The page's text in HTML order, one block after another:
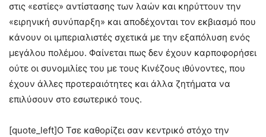
στις «εστίες» αντίστασης των λαών και κηρύττουν την
«ειρηνική συνύπαρξη» και αποδέχονται τον εκβιασμό που
κάνουν οι ιμπεριαλιστές σχετικά με την εξαπόλυση ενός
μεγάλου πολέμου. Φαίνεται πως δεν έχουν καρποφορήσει
ούτε οι συνομιλίες του με τους Κινέζους ιθύνοντες, που
έχουν άλλες προτεραιότητες και άλλα ζητήματα να
επιλύσουν στο εσωτερικό τους.
[quote_left]Ο Τσε καθορίζει σαν κεντρικό στόχο την